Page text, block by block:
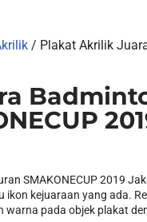
/ Plakat Akrilik
SMAKONECUP 2019
ikon kejuaraan yang ada.
pada objek plakat